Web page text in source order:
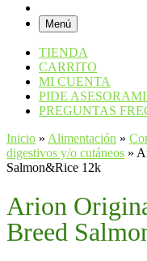
Menú
TIENDA
CARRITO
MI CUENTA
PIDE
PREGUNTAS
Inicio » Alimentación »
digestivos y/o cutáneos »
Salmon&Rice 12k
Arion
Breed